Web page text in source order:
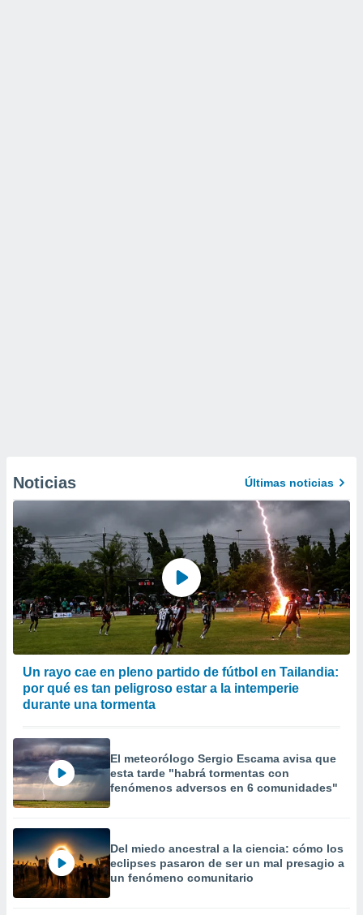
Noticias Últimas noticias
Un rayo cae en pleno partido de fútbol en Tailandia:
por qué es tan peligroso estar a la intemperie
durante una tormenta
El meteorólogo Sergio Escama avisa que
esta tarde "habrá tormentas con
fenómenos adversos en 6 comunidades"
Del miedo ancestral a la ciencia: cómo los
eclipses pasaron de ser un mal presagio a
un fenómeno comunitario